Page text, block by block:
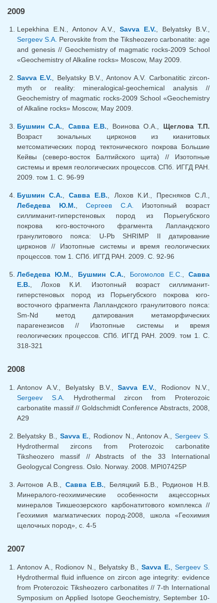
2009
Lepekhina E.N., Antonov A.V., Savva E.V., Belyatsky B.V.,
Sergeev S.A. Perovskite from the Tiksheozero carbonatite: age
and genesis // Geochemistry of magmatic rocks-2009 School
«Geochemistry of Alkaline rocks» Moscow, May 2009.
Savva E.V., Belyatsky B.V., Antonov A.V. Carbonatitic zircon-
myth or reality: mineralogical-geochemical analysis //
Geochemistry of magmatic rocks-2009 School «Geochemistry
of Alkaline rocks» Moscow, May 2009.
Бушмин С.А., Савва Е.В., Воинова О.А., Щеглова Т.П.
Возраст зональных цирконов из кианитовых
метсоматических пород тектонического покрова Большие
Кейвы (северо-восток Балтийского щита) // Изотопные
системы и время геологических процессов. СПб. ИГГД РАН.
2009. том 1. С. 96-99
Бушмин С.А.,Савва Е.В., Лохов К.И., Пресняков С.Л.,
Лебедева Ю.М.,Сергеев С.А. Изотопный возраст
силлиманит-гиперстеновых пород из Порьегубского
покрова юго-восточного фрагмента Лапландского
гранулитового пояса: U-Pb SHRIMP II датирование
цирконов // Изотопные системы и время геологических
процессов. том 1. СПб. ИГГД РАН. 2009. С. 92-96
Лебедева Ю.М., Бушмин С.А., Богомолов Е.С.,Савва
Е.В., Лохов К.И. Изотопный возраст силлиманит-
гиперстеновых пород из Порьегубского покрова юго-
восточного фрагмента Лапландского гранулитового пояса:
Sm-Nd метод датирования метаморфических
парагенезисов // Изотопные системы и время
геологических процессов. СПб. ИГГД РАН. 2009. том 1. С.
318-321
2008
Antonov A.V., Belyatsky B.V.,Savva E.V. , Rodionov N.V.,
Sergeev S.A.
Hydrothermal zircon from Proterozoic
carbonatite massif // Goldschmidt Conference Abstracts, 2008,
A29
Belyatsky B., Savva E. , Rodionov N., Antonov A.,Sergeev S.
Hydrothermal zircons from Proterozoic carbonatite
Tiksheozero massif // Abstracts of the 33 International
Geologycal Congress. Oslo. Norway. 2008. MPI07425P
Антонов А.В., Савва Е.В. , Беляцкий Б.В., Родионов Н.В.
Минералого-геохимические особенности акцессорных
минералов Тикшеозерского карбонатитового комплекса //
Геохимия магматических пород-2008, школа «Геохимия
щелочных пород», с. 4-5
2007
Antonov A., Rodionov N., Belyatsky B., Savva E. ,Sergeev S.
Hydrothermal fluid influence on zircon age integrity: evidence
from Proterozoic Tiksheozero carbonatites // 7-th International
Symposium on Applied Isotope Geochemistry, September 10-